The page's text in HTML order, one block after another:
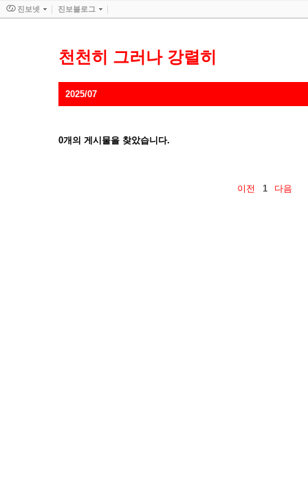
천천히 그러나 강렬히
2025/07
0개의 게시물을 찾았습니다.
이전 1 다음
진보넷 진보블로그